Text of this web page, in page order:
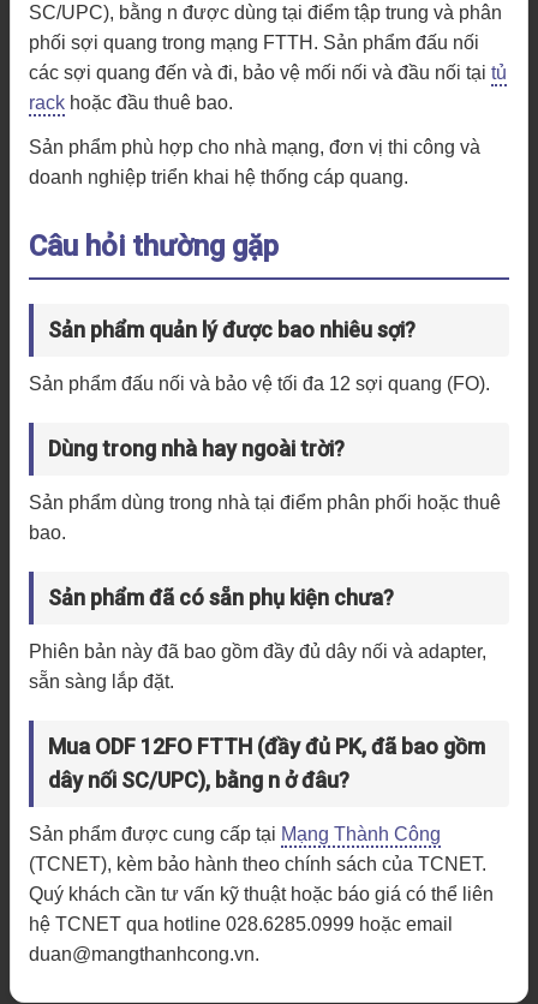
SC/UPC), bằng n được dùng tại điểm tập trung và phân
phối sợi quang trong mạng FTTH. Sản phẩm đấu nối
các sợi quang đến và đi, bảo vệ mối nối và đầu nối tại tủ
rack hoặc đầu thuê bao.
Sản phẩm phù hợp cho nhà mạng, đơn vị thi công và
doanh nghiệp triển khai hệ thống cáp quang.
Câu hỏi thường gặp
Sản phẩm quản lý được bao nhiêu sợi?
Sản phẩm đấu nối và bảo vệ tối đa 12 sợi quang (FO).
Dùng trong nhà hay ngoài trời?
Sản phẩm dùng trong nhà tại điểm phân phối hoặc thuê
bao.
Sản phẩm đã có sẵn phụ kiện chưa?
Phiên bản này đã bao gồm đầy đủ dây nối và adapter,
sẵn sàng lắp đặt.
Mua ODF 12FO FTTH (đầy đủ PK, đã bao gồm
dây nối SC/UPC), bằng n ở đâu?
Sản phẩm được cung cấp tại Mạng Thành Công
(TCNET), kèm bảo hành theo chính sách của TCNET.
Quý khách cần tư vấn kỹ thuật hoặc báo giá có thể liên
hệ TCNET qua hotline 028.6285.0999 hoặc email
duan@mangthanhcong.vn.